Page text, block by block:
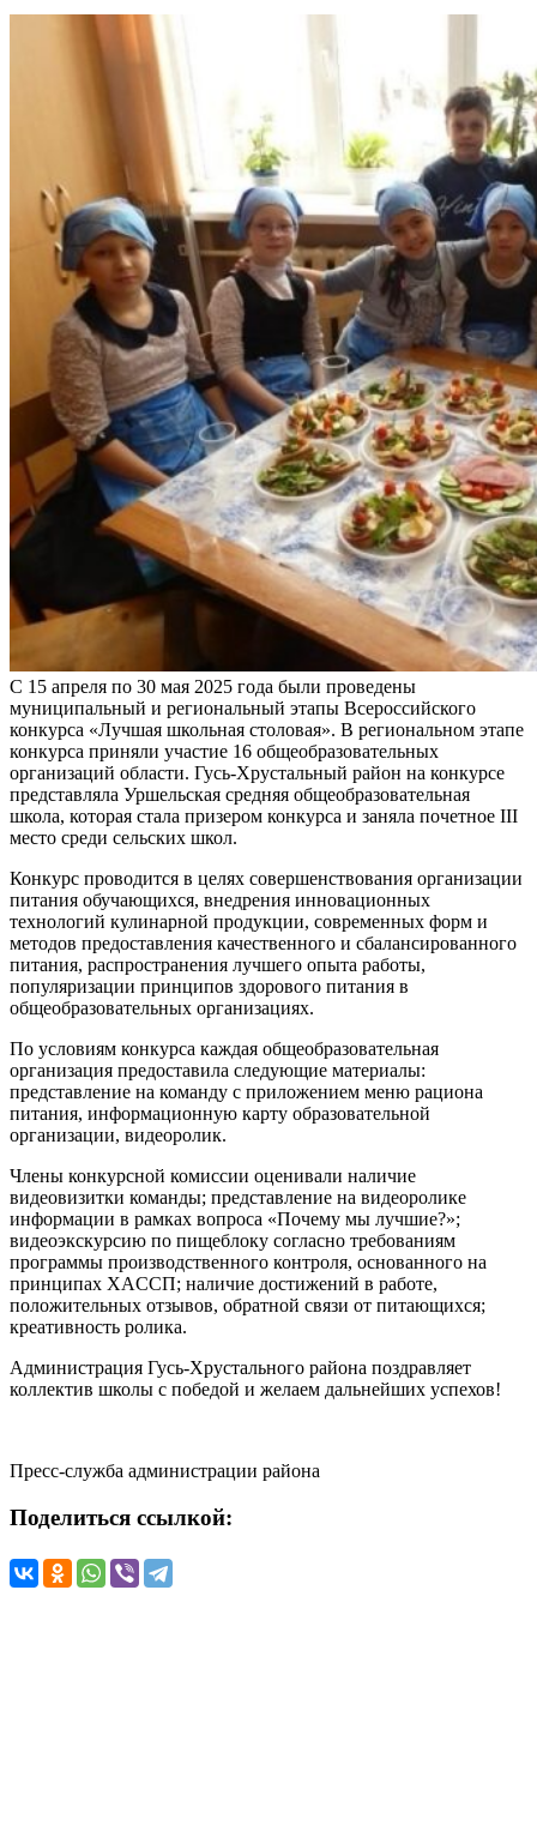
С 15 апреля по 30 мая 2025 года были проведены
муниципальный и региональный этапы Всероссийского
конкурса «Лучшая школьная столовая». В региональном этапе
конкурса приняли участие 16 общеобразовательных
организаций области. Гусь-Хрустальный район на конкурсе
представляла Уршельская средняя общеобразовательная
школа, которая стала призером конкурса и заняла почетное III
место среди сельских школ.
Конкурс проводится в целях совершенствования организации
питания обучающихся, внедрения инновационных
технологий кулинарной продукции, современных форм и
методов предоставления качественного и сбалансированного
питания, распространения лучшего опыта работы,
популяризации принципов здорового питания в
общеобразовательных организациях.
По условиям конкурса каждая общеобразовательная
организация предоставила следующие материалы:
представление на команду с приложением меню рациона
питания, информационную карту образовательной
организации, видеоролик.
Члены конкурсной комиссии оценивали наличие
видеовизитки команды; представление на видеоролике
информации в рамках вопроса «Почему мы лучшие?»;
видеоэкскурсию по пищеблоку согласно требованиям
программы производственного контроля, основанного на
принципах XACCП; наличие достижений в работе,
положительных отзывов, обратной связи от питающихся;
креативность ролика.
Администрация Гусь-Хрустального района поздравляет
коллектив школы с победой и желаем дальнейших успехов!
Пресс-служба администрации района
Поделиться ссылкой: